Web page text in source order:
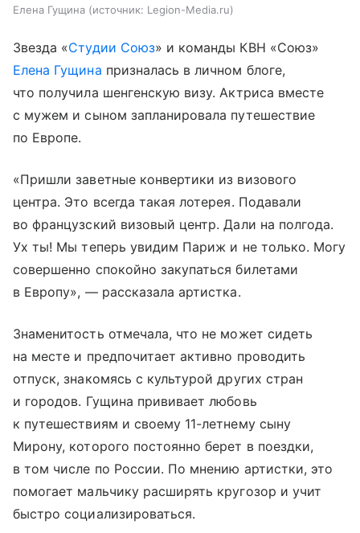
Елена Гущина источник: Legion-Media.ru
Звезда «Студии Союз» и команды КВН «Союз»
Елена Гущина призналась в личном блоге,
что получила шенгенскую визу. Актриса вместе
с мужем и сыном запланировала путешествие
по Европе.
«Пришли заветные конвертики из визового
центра. Это всегда такая лотерея. Подавали
во французский визовый центр. Дали на полгода.
Ух ты! Мы теперь увидим Париж и не только. Могу
совершенно спокойно закупаться билетами
в Европу», — рассказала артистка.
Знаменитость отмечала, что не может сидеть
на месте и предпочитает активно проводить
отпуск, знакомясь с культурой других стран
и городов. Гущина прививает любовь
к путешествиям и своему 11-летнему сыну
Мирону, которого постоянно берет в поездки,
в том числе по России. По мнению артистки, это
помогает мальчику расширять кругозор и учит
быстро социализироваться.